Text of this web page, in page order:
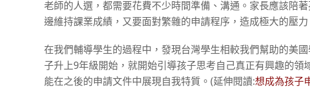
老師的人選，都需要花費不少時間準備、溝通。家長應該陪
邊維持課業成績，又要面對繁雜的申請程序，造成極大的壓力
在我們輔導學生的過程中，發現台灣學生相較我們幫助的美
子升上9年級開始，就開始引導孩子思考自己真正有興趣的
能在之後的申請文件中展現自我特質。(延伸閱讀:想成為孩子